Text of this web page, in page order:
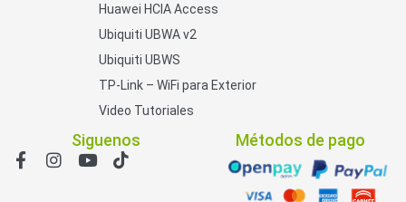
Huawei HCIA Access
Ubiquiti UBWA v2
Ubiquiti UBWS
TP-Link – WiFi para Exterior
Video Tutoriales
Siguenos Métodos de pago